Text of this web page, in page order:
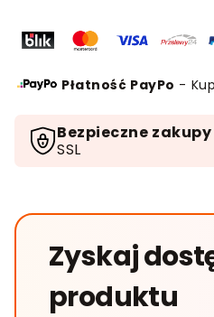
online
Płatność PayPo -
Bezpieczne zakupy
SSL
Zyskaj
produktu